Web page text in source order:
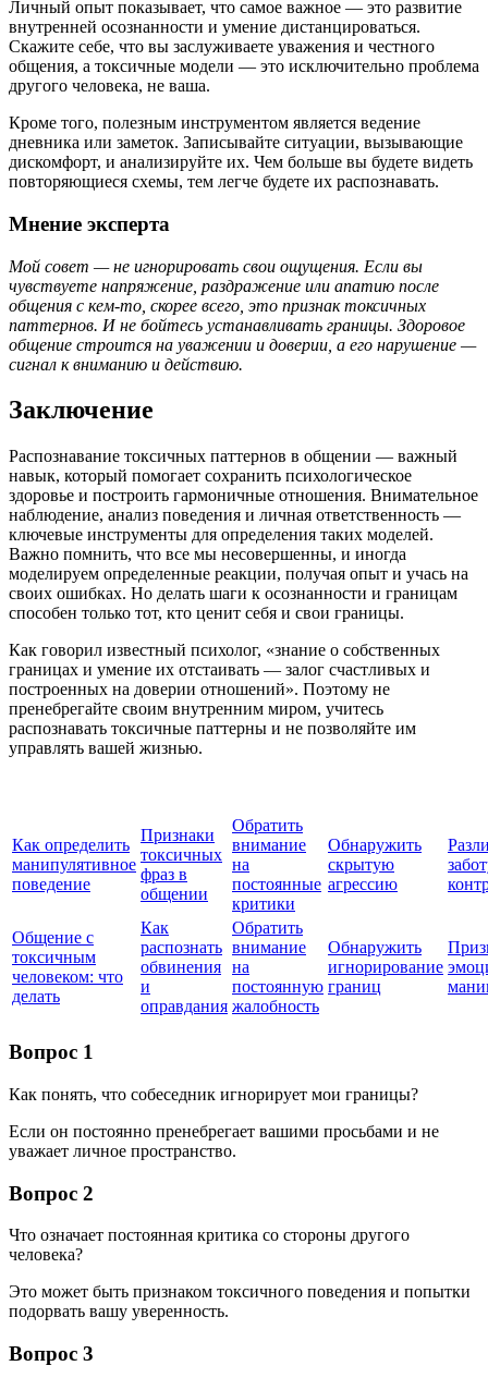
Личный опыт показывает, что самое важное — это развитие
внутренней осознанности и умение дистанцироваться.
Скажите себе, что вы заслуживаете уважения и честного
общения, а токсичные модели — это исключительно проблема
другого человека, не ваша.
Кроме того, полезным инструментом является ведение
дневника или заметок. Записывайте ситуации, вызывающие
дискомфорт, и анализируйте их. Чем больше вы будете видеть
повторяющиеся схемы, тем легче будете их распознавать.
Мнение эксперта
Мой совет — не игнорировать свои ощущения. Если вы
чувствуете напряжение, раздражение или апатию после
общения с кем-то, скорее всего, это признак токсичных
паттернов. И не бойтесь устанавливать границы. Здоровое
общение строится на уважении и доверии, а его нарушение —
сигнал к вниманию и действию.
Заключение
Распознавание токсичных паттернов в общении — важный
навык, который помогает сохранить психологическое
здоровье и построить гармоничные отношения. Внимательное
наблюдение, анализ поведения и личная ответственность —
ключевые инструменты для определения таких моделей.
Важно помнить, что все мы несовершенны, и иногда
моделируем определенные реакции, получая опыт и учась на
своих ошибках. Но делать шаги к осознанности и границам
способен только тот, кто ценит себя и свои границы.
Как говорил известный психолог, «знание о собственных
границах и умение их отстаивать — залог счастливых и
построенных на доверии отношений». Поэтому не
пренебрегайте своим внутренним миром, учитесь
распознавать токсичные паттерны и не позволяйте им
управлять вашей жизнью.
Как определить
манипулятивное
поведение
Признаки
токсичных
фраз в
общении
Обратить
внимание
на
постоянные
критики
Обнаружить
скрытую
агрессию
Общение с
токсичным
человеком: что
делать
Как
распознать
обвинения
и
оправдания
Обратить
внимание
на
постоянную
жалобность
Обнаружить
игнорирование
границ
Вопрос 1
Как понять, что собеседник игнорирует мои границы?
Если он постоянно пренебрегает вашими просьбами и не
уважает личное пространство.
Вопрос 2
Что означает постоянная критика со стороны другого
человека?
Это может быть признаком токсичного поведения и попытки
подорвать вашу уверенность.
Вопрос 3